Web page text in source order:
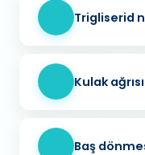
Trigliserid
Kulak
Baş